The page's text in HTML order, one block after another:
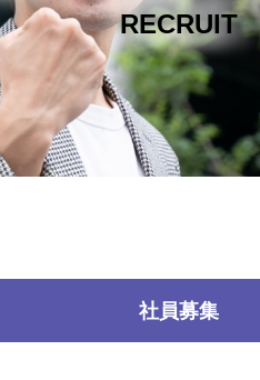
RECRUIT
社員募集